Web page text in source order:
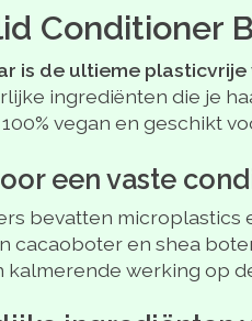
Conditioner
is de ultieme
ingrediënten die je
vegan en geschikt
een vaste
bevatten microplastics
cacaoboter en shea
kalmerende werking op